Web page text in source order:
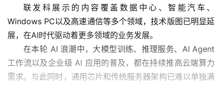
联发科展示的内容覆盖数据中心、智能汽车、
Windows PC以及高速通信等多个领域，技术版图已明显延
展，在AI时代驱动着更多领域的业务发展。
在本轮 AI 浪潮中，大模型训练、推理服务、AI Agent
工作流以及企业级 AI 应用的普及，都在持续推高云端算力
需求。与此同时，通用芯片和传统服务器架构已难以单独满